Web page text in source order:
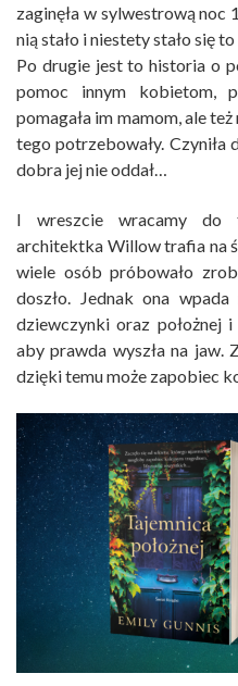
zaginęła w sylwestrową
nią stało i niestety stało się
Po drugie jest to historia o
pomoc innym kobietom,
pomagała im mamom, ale
tego potrzebowały.
dobra jej nie oddał…
I wreszcie wracamy do
architektka Willow trafia na
wiele osób próbowało
doszło. Jednak ona
dziewczynki oraz położnej
aby prawda wyszła na jaw.
dzięki temu może zapobiec